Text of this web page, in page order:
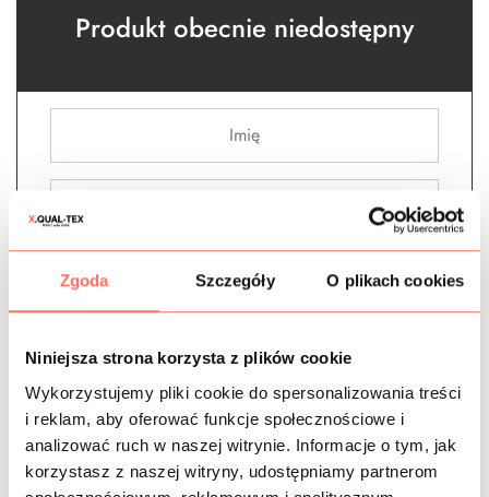
Zgoda Szczegóły O plikach cookies
Niniejsza strona korzysta z plików cookie
Wykorzystujemy pliki cookie do spersonalizowania treści
i reklam, aby oferować funkcje społecznościowe i
analizować ruch w naszej witrynie. Informacje o tym, jak
korzystasz z naszej witryny, udostępniamy partnerom
Produkt obecnie niedostępny
Powiadom o dostępności
Granatowe,Len,Lny we wzory,Materiały we wzory
Materiały wg koloru,metr,Nowości,Pasy,Tkaniny